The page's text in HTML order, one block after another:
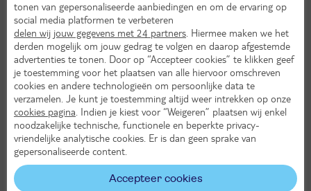
VERBLIJF IN GLORIA GOLFRESORT vanaf € 1.699,- p.p.
Vertrek 18 maart 2023
Starttijden (onder voorbehoud)
20/03 Gloria Old 08:03 uur
21/03 Gloria New 12:42 uur
22/03 Gloria Old 11:03 uur
Optioneel kan een 4e of 5e greenfee op een andere baan
toegevoegd worden.
€ 1.699,- (bij 2 personen in een 2-pk hoofdgebouw)
€ 1.999,- (bij 1 persoon in een 2-pk hoofdgebouw)
Vertrek 25 maart 2023
tonen van gepersonaliseerde aanbiedingen en om de ervaring op
social media platformen te verbeteren
delen wij jouw gegevens met 24 partners . Hiermee maken we het
derden mogelijk om jouw gedrag te volgen en daarop afgestemde
advertenties te tonen. Door op “Accepteer cookies” te klikken geef
je toestemming voor het plaatsen van alle hiervoor omschreven
cookies en andere technologieën om persoonlijke data te
verzamelen. Je kunt je toestemming altijd weer intrekken op onze
cookies pagina . Indien je kiest voor “Weigeren” plaatsen wij enkel
noodzakelijke technische, functionele en beperkte privacy-
vriendelijke analytische cookies. Er is dan geen sprake van
gepersonaliseerde content.
Accepteer cookies